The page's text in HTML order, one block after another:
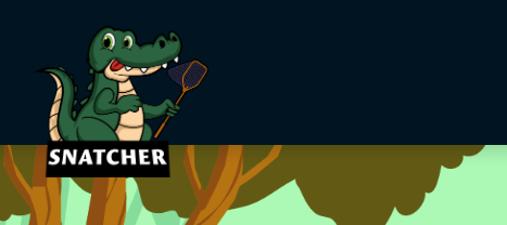
Snatcher